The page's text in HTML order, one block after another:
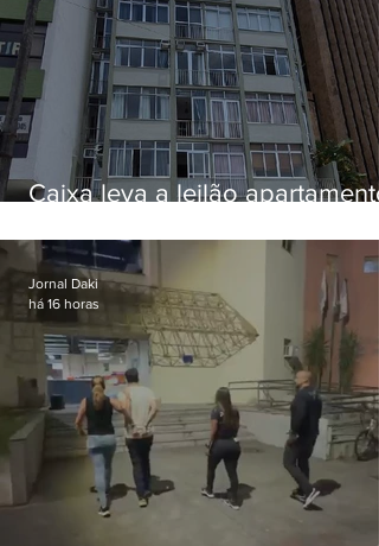
Caixa leva a leilão apartamento
Botafogo
Jornal Daki
há 16 horas